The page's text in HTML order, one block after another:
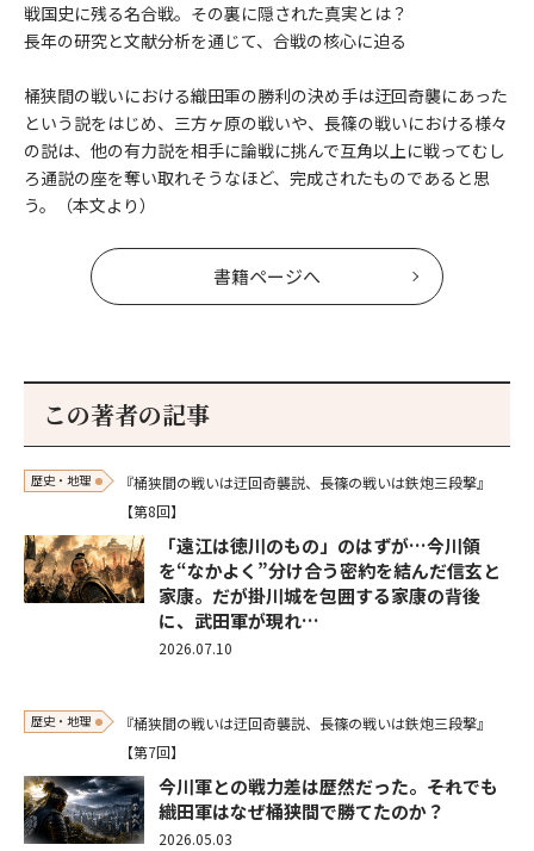
戦国史に残る名合戦。その裏に隠された真実とは？
長年の研究と文献分析を通じて、合戦の核心に迫る
桶狭間の戦いにおける織田軍の勝利の決め手は迂回奇襲にあった
という説をはじめ、三方ヶ原の戦いや、長篠の戦いにおける様々
の説は、他の有力説を相手に論戦に挑んで互角以上に戦ってむし
ろ通説の座を奪い取れそうなほど、完成されたものであると思
う。（本文より）
書籍ページへ
この著者の記事
歴史・地理
『桶狭間の戦いは迂回奇襲説、長篠の戦いは鉄炮三段撃』
【第8回】
「遠江は徳川のもの」のはずが…今川領
を“なかよく”分け合う密約を結んだ信玄と
家康。だが掛川城を包囲する家康の背後
に、武田軍が現れ…
2026.07.10
歴史・地理
『桶狭間の戦いは迂回奇襲説、長篠の戦いは鉄炮三段撃』
【第7回】
今川軍との戦力差は歴然だった。――それでも
織田軍はなぜ桶狭間で勝てたのか？
2026.05.03